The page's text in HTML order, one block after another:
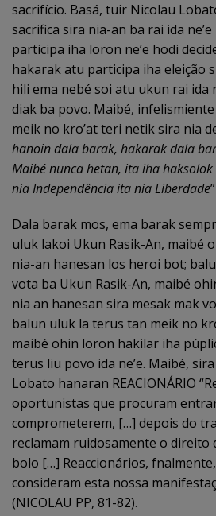
sacrifício. Basá, tuir Nicolau
sacrifica sira nia-an ba rai ida
participa iha loron ne’e hodi
hakarak atu participa iha eleição
hili ema nebé soi atu ukun rai ida
diak ba povo. Maibé,
meik no kro’at teri netik sira nia
hanoin dala barak, hakarak dala
Maibé nunca hetan, ita iha
nia Independência ita nia Liberdade
Dala barak mos, ema barak
uluk lakoi Ukun Rasik-An, maibé
nia-an hanesan los heroi bot;
vota ba Ukun Rasik-An, maibé
nia an hanesan sira mesak mak
balun uluk la terus tan meik no
maibé ohin loron hakilar iha
terus liu povo ida ne’e. Maibé,
Lobato hanaran REACIONÁRIO
oportunistas que procuram
comprometerem, […] depois do
reclamam ruidosamente o direito
bolo […] Reaccionários,
consideram esta nossa
(NICOLAU PP, 81-82).